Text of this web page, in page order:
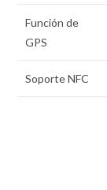
Función de
GPS
Soporte NFC